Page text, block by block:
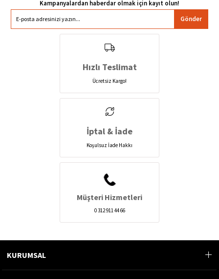
Gönder
Hızlı Teslimat
Ücretsiz Kargo!
İptal & İade
Koşulsuz İade Hakkı
Müşteri Hizmetleri
0 312 911 44 66
KURUMSAL